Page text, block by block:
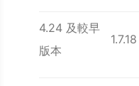
4.24 及較早
版本
1.7.18